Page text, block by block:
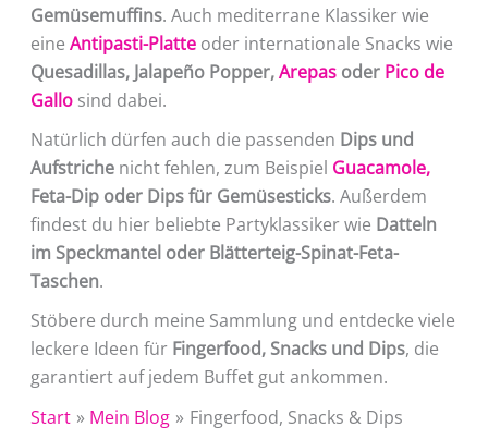
Gemüsemuffins. Auch mediterrane Klassiker wie
eine Antipasti-Platte oder internationale Snacks wie
Quesadillas, Jalapeño Popper,Arepasoder Pico de
Gallosind dabei.
Natürlich dürfen auch die passenden Dips und
Aufstrichenicht fehlen, zum Beispiel Guacamole,
Feta-Dip oder Dips für Gemüsesticks. Außerdem
findest du hier beliebte Partyklassiker wie Datteln
im Speckmantel oder Blätterteig-Spinat-Feta-
Taschen.
Stöbere durch meine Sammlung und entdecke viele
leckere Ideen für Fingerfood, Snacks und Dips, die
garantiert auf jedem Buffet gut ankommen.
Start
Mein Blog Fingerfood, Snacks & Dips